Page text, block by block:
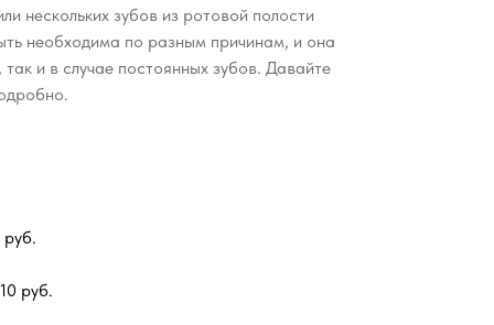
нескольких зубов из ротовой полости
необходима по разным причинам, и она
и в случае постоянных зубов. Давайте
руб.
руб.